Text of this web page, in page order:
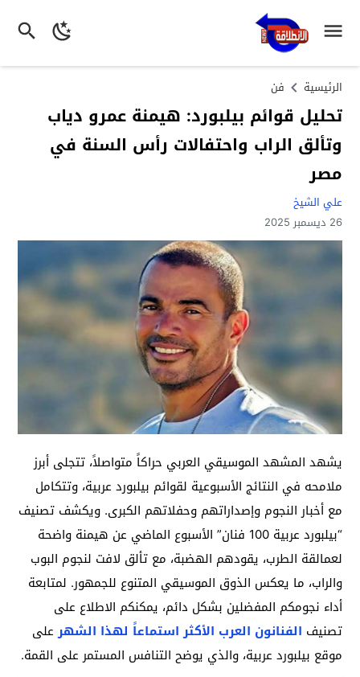
الرئيسية فن
تحليل قوائم بيلبورد: هيمنة عمرو دياب
وتألق الراب واحتفالات رأس السنة في
مصر
علي الشيخ
26 ديسمبر 2025
يشهد المشهد الموسيقي العربي حراكاً متواصلاً، تتجلى أبرز
ملامحه في النتائج الأسبوعية لقوائم بيلبورد عربية، وتتكامل
مع أخبار النجوم وإصداراتهم وحفلاتهم الكبرى. ويكشف تصنيف
“بيلبورد عربية 100 فنان” الأسبوع الماضي عن هيمنة واضحة
لعمالقة الطرب، يقودهم الهضبة، مع تألق لافت لنجوم البوب
والراب، ما يعكس الذوق الموسيقي المتنوع للجمهور. لمتابعة
أداء نجومكم المفضلين بشكل دائم، يمكنكم الاطلاع على
تصنيف الفنانون العرب الأكثر استماعاً لهذا الشهرعلى
موقع بيلبورد عربية، والذي يوضح التنافس المستمر على القمة.